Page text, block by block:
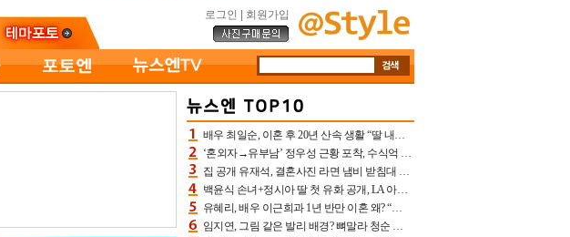
로그인 회원가입
배우 최일순, 이혼 후 20년 산속 생활 “딸 내가 버렸다고 원망‥맘 아파”(특종)[어제TV]
‘혼외자→유부남’ 정우성 근황 포착, 수식억 해킹 피해 후배 만났다 “존경하는”
집 공개 유재석, 결혼사진 라면 냄비 받침대 되고 분노‥가족사진도 피해(놀뭐)[어제TV]
백윤식 손녀+정시아 딸 첫 유화 공개, LA 아트쇼→서울국제조각페스타 작가다운 수준급 실력
유혜리, 배우 이근희과 1년 반만 이혼 왜? “식칼 꽂고 의자 던져” 충격 폭로(특종)[어제TV]
임지연, 그림 같은 발리 배경? 뼈말라 청순 비키니 핏에 상대 안 되네